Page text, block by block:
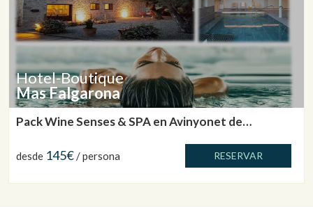
Hotel-Boutique
Mas Falgarona
Pack Wine Senses & SPA en Avinyonet de
desde 145€/ persona RESERVAR